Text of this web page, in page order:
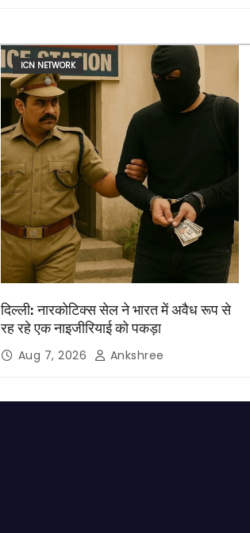
ICN NETWORK
दिल्ली: नारकोटिक्स सेल ने भारत में अवैध रूप से
रह रहे एक नाइजीरियाई को पकड़ा
Aug 7, 2026 Ankshree